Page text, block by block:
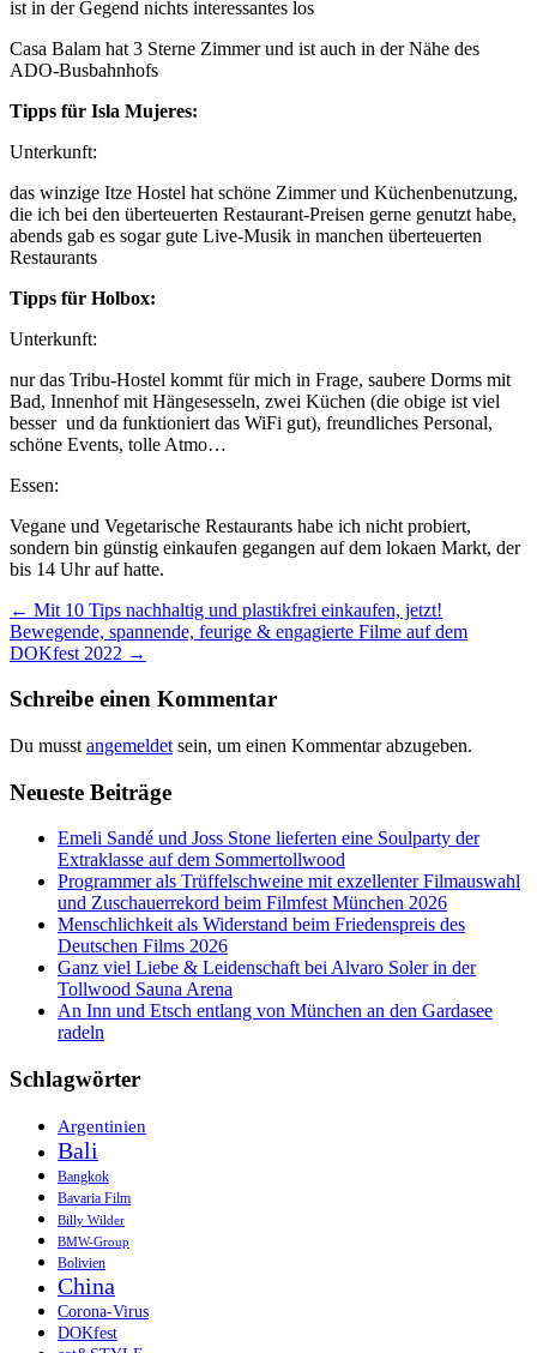
ist in der Gegend nichts interessantes los
Casa Balam hat 3 Sterne Zimmer und ist auch in der Nähe des
ADO-Busbahnhofs
Tipps für Isla Mujeres:
Unterkunft:
das winzige Itze Hostel hat schöne Zimmer und Küchenbenutzung,
die ich bei den überteuerten Restaurant-Preisen gerne genutzt habe,
abends gab es sogar gute Live-Musik in manchen überteuerten
Restaurants
Tipps für Holbox:
Unterkunft:
nur das Tribu-Hostel kommt für mich in Frage, saubere Dorms mit
Bad, Innenhof mit Hängesesseln, zwei Küchen (die obige ist viel
besser und da funktioniert das WiFi gut), freundliches Personal,
schöne Events, tolle Atmo…
Essen:
Vegane und Vegetarische Restaurants habe ich nicht probiert,
sondern bin günstig einkaufen gegangen auf dem lokaen Markt, der
bis 14 Uhr auf hatte.
Beitrags-
Navigation
← Mit 10 Tips nachhaltig und plastikfrei einkaufen, jetzt!
Bewegende, spannende, feurige & engagierte Filme auf dem
DOKfest 2022 →
Schreibe einen Kommentar
Du musst angemeldet sein, um einen Kommentar abzugeben.
Neueste Beiträge
Emeli Sandé und Joss Stone lieferten eine Soulparty der
Extraklasse auf dem Sommertollwood
Programmer als Trüffelschweine mit exzellenter Filmauswahl
und Zuschauerrekord beim Filmfest München 2026
Menschlichkeit als Widerstand beim Friedenspreis des
Deutschen Films 2026
Ganz viel Liebe & Leidenschaft bei Alvaro Soler in der
Tollwood Sauna Arena
An Inn und Etsch entlang von München an den Gardasee
radeln
Schlagwörter
Argentinien
Bali
Bangkok
Bavaria Film
Billy Wilder
BMW-Group
Bolivien
China
Corona-Virus
DOKfest